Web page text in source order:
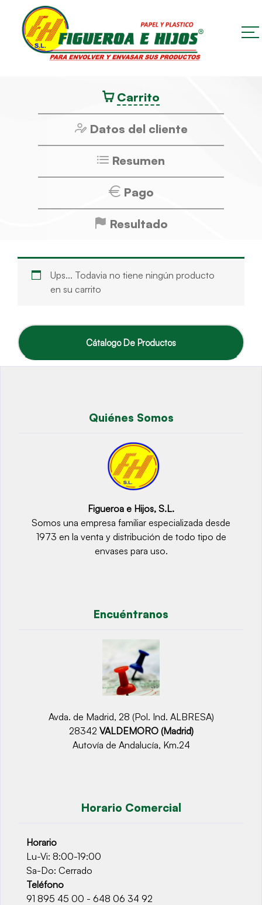
Carrito
Datos del cliente
Resumen
Pago
Resultado
Ups... Todavia no tiene ningún producto
en su carrito
Cátalogo De Productos
Quiénes Somos
Figueroa e Hijos, S.L.
Somos una empresa familiar especializada desde
1973 en la venta y distribución de todo tipo de
envases para uso.
Encuéntranos
Avda. de Madrid, 28 (Pol. Ind. ALBRESA)
28342 VALDEMORO (Madrid)
Autovía de Andalucía, Km.24
Horario Comercial
Horario
Lu-Vi: 8:00-19:00
Sa-Do: Cerrado
Teléfono
91 895 45 00 - 648 06 34 92